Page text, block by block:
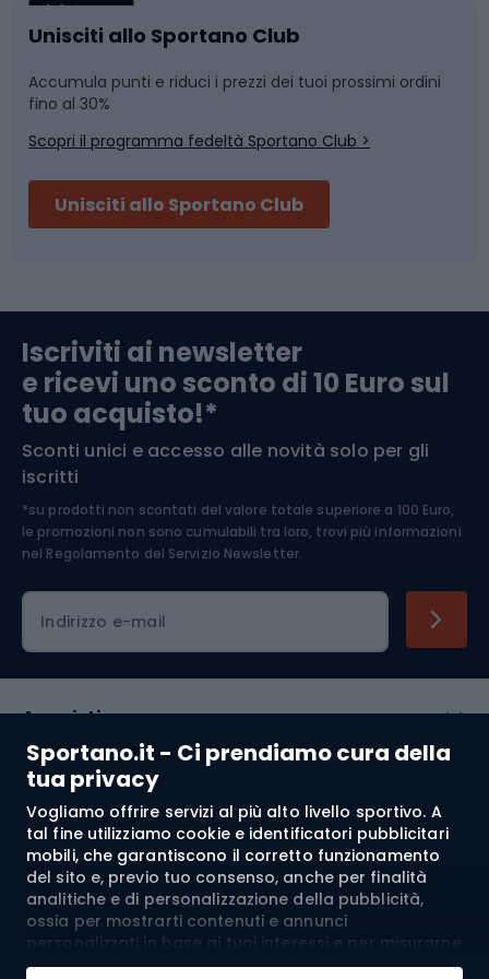
Sportano.it - Ci prendiamo cura della
tua privacy
Vogliamo offrire servizi al più alto livello sportivo. A
tal fine utilizziamo cookie e identificatori pubblicitari
mobili, che garantiscono il corretto funzionamento
del sito e, previo tuo consenso, anche per finalità
analitiche e di personalizzazione della pubblicità,
ossia per mostrarti contenuti e annunci
personalizzati in base ai tuoi interessi e per misurarne
l’efficacia. I cookie e gli identificatori pubblicitari
Caschi da ciclismo
Skitouring
Abbigliamento da escursionismo
Nuoto
Pattinaggio
Componenti per biciclette
Arrampicata
Medicina dello sport
Abbigliamento ciclistico
Unisciti allo Sportano Club
Accumula punti e riduci i prezzi dei tuoi prossimi ordini
fino al 30%
Scopri il programma fedeltà Sportano Club >
Unisciti allo Sportano Club
Iscriviti ai newsletter
e ricevi uno sconto di 10 Euro sul
tuo acquisto!*
Sconti unici e accesso alle novità solo per gli
iscritti
*su prodotti non scontati del valore totale superiore a 100 Euro,
le promozioni non sono cumulabili tra loro, trovi più informazioni
nel Regolamento del Servizio Newsletter.
Indirizzo e-mail
Acquisti
Servizio clienti
Regolamento
Chi siamo